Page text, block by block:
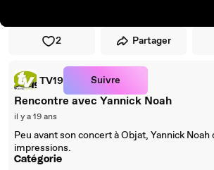
2 Partager
TV19 Suivre
Rencontre avec Yannick Noah
il y a 19 ans
Peu avant son concert à Objat, Yannick Noah
impressions.
Catégorie